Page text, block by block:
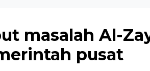
masalah Al-
pusat